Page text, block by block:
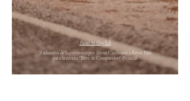
Traducción de la entrevista por Denis Cardinaux a Reyes Páez
para la revista "Terre de Compassion" (Francia)
Read in English